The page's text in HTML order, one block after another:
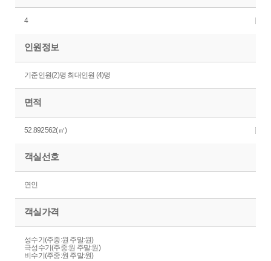
4
인원정보
기준인원(2)명 최대인원 (4)명
면적
52.892562(㎡)
객실선호
연인
객실가격
성수기(주중:원 주말:원)
극성수기(주중:원 주말:원)
비수기(주중:원 주말:원)